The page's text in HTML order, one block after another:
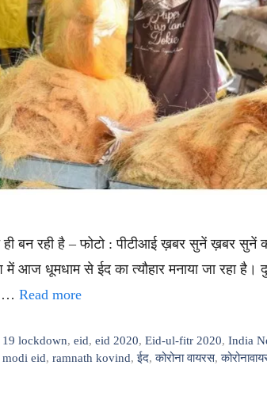
बन रही है – फोटो : पीटीआई ख़बर सुनें ख़बर सुनें
आज धूमधाम से ईद का त्यौहार मनाया जा रहा है।
… Read more
lockdown,eid,eid 2020,Eid-ul-fitr 2020,India
modi eid, ramnath kovind,ईद,कोरोना वायरस,